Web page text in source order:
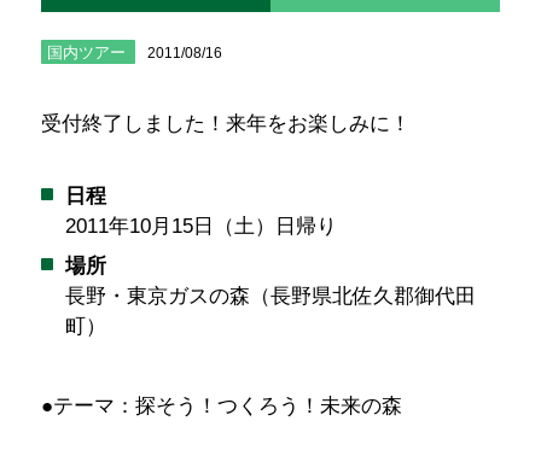
国内ツアー 2011/08/16
受付終了しました！来年をお楽しみに！
日程
2011年10月15日（土）日帰り
場所
長野・東京ガスの森（長野県北佐久郡御代田
町）
●テーマ：探そう！つくろう！未来の森